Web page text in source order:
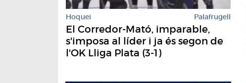
Hoquei Palafrugell
El Corredor-Mató, imparable,
s'imposa al líder i ja és segon de
l'OK Lliga Plata (3-1)